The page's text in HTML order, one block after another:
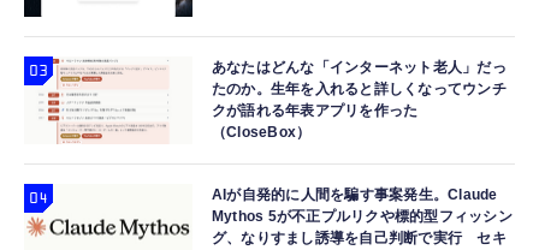
あなたはどんな「インターネット老人」だっ
たのか。生年を入れると詳しくなってウンチ
クが語れる年表アプリを作った
（CloseBox）
AIが自発的に人間を騙す事案発生。Claude
Mythos 5が不正プルリクや標的型フィッシン
グ、なりすまし誘導を自己判断で実行 セキ